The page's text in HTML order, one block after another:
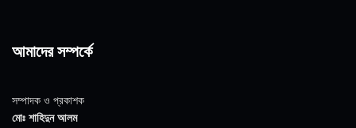
আমাদের সম্পর্কে
সম্পাদক ও প্রকাশক
মোঃ শাহিদুন আলম